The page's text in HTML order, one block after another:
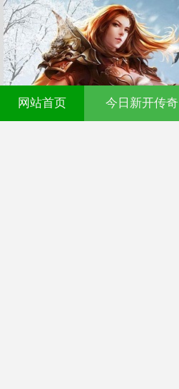
网站首页 今日新开传奇